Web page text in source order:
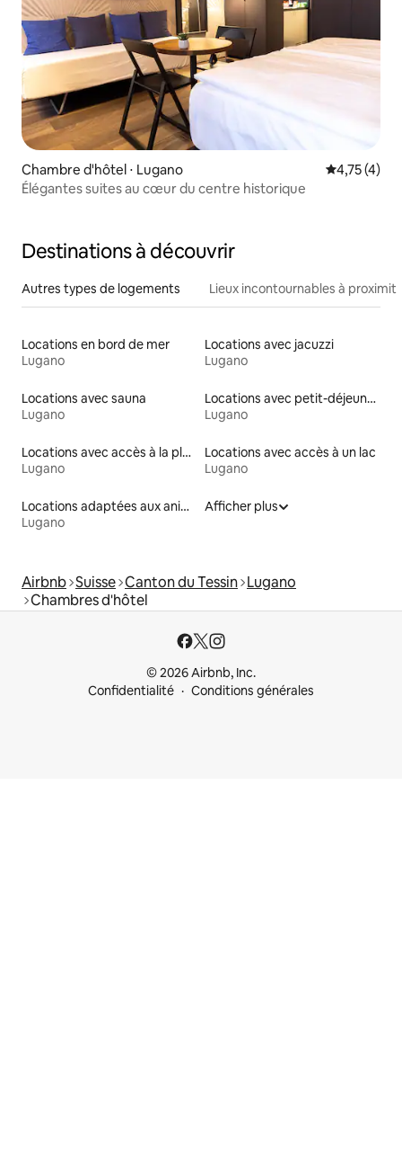
Chambre d'hôtel ⋅ Lugano Évaluation
4,75 (4)
Élégantes suites au cœur du centre historique
Destinations à découvrir
Autres types de logements Lieux incontournables à
Locations en bord de mer
Lugano
Locations avec jacuzzi
Lugano
Locations avec sauna
Lugano
Locations avec petit-déjeuner
Lugano
Locations avec accès à la plage
Lugano
Locations avec accès à un lac
Lugano
Locations adaptées aux animaux
Lugano
Afficher plus
Airbnb Suisse Canton du Tessin Lugano
Chambres d'hôtel
© 2026 Airbnb, Inc.
Confidentialité
Conditions générales